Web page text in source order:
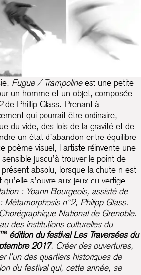
Fugue / Trampolineest une petite
un homme et un objet, composée
de Phillip Glass. Prenant à
qui pourrait être ordinaire,
du vide, des lois de la gravité et de
un état d’abandon entre équilibre
poème visuel, l'artiste réinvente une
jusqu’à trouver le point de
absolu, lorsque la chute n'est
s’ouvre aux jeux du vertige.
: Yoann Bourgeois, assisté de
Métamorphosis n°2, Philipp Glass.
National de Grenoble.
des institutions culturelles du
édition du festival Les Traversées du
2017. Créer des ouvertures,
l’un des quartiers historiques de
du festival qui, cette année, se